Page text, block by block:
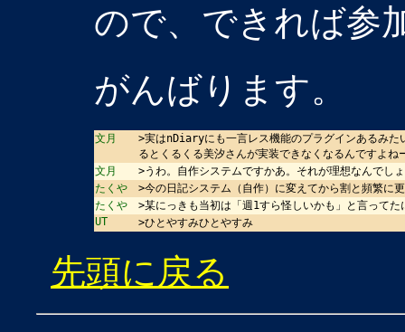
ので、できれば参
がんばります。
文月
>実はnDiaryにも一言レス機能のプラグインあるみた
るとくるくる美汐さんが実装できなくなるんですよね
文月
>うわ。自作システムですかあ。それが理想なんでし
たくや
>今の日記システム（自作）に変えてから割と頻繁に
たくや
>某にっきも当初は「週1すら怪しいかも」と言ってた
UT
>ひとやすみひとやすみ
先頭に戻る